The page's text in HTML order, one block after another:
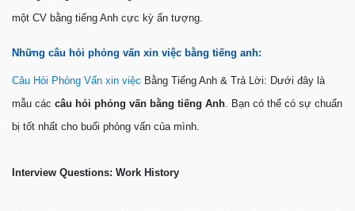
một CV bằng tiếng Anh cực kỳ ấn tượng.
Những câu hỏi phỏng vấn xin việc bằng tiếng anh:
Câu Hỏi Phỏng Vấn xin việc Bằng Tiếng Anh & Trả Lời: Dưới đây là
mẫu các câu hỏi phỏng vấn bằng tiếng Anh . Bạn có thể có sự chuẩn
bị tốt nhất cho buổi phỏng vấn của mình.
Interview Questions: Work History